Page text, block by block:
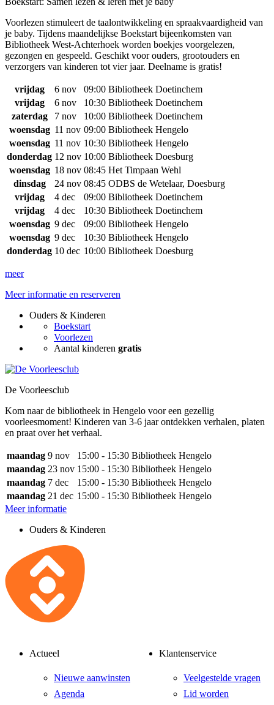
Voorlezen stimuleert de taalontwikkeling en spraakvaardigheid van
je baby. Tijdens maandelijkse Boekstart bijeenkomsten van
Bibliotheek West-Achterhoek worden boekjes voorgelezen,
gezongen en gespeeld. Geschikt voor ouders, grootouders en
verzorgers van kinderen tot vier jaar. Deelname is gratis!
vrijdag 6 nov 09:00 Bibliotheek Doetinchem
vrijdag
6 nov 10:30 Bibliotheek Doetinchem
zaterdag
7 nov 10:00 Bibliotheek Doetinchem
woensdag 11 nov 09:00 Bibliotheek Hengelo
woensdag 11 nov 10:30 Bibliotheek Hengelo
donderdag 12 nov 10:00 Bibliotheek Doesburg
woensdag 18 nov 08:45 Het Timpaan Wehl
dinsdag
24 nov 08:45 ODBS de Wetelaar, Doesburg
vrijdag
4 dec 09:00 Bibliotheek Doetinchem
vrijdag
4 dec 10:30 Bibliotheek Doetinchem
woensdag 9 dec 09:00 Bibliotheek Hengelo
woensdag 9 dec 10:30 Bibliotheek Hengelo
donderdag 10 dec 10:00 Bibliotheek Doesburg
meer
Meer informatie en reserveren
Ouders & Kinderen
Boekstart
Voorlezen
Aantal kinderen gratis
De Voorleesclub
Kom naar de bibliotheek in Hengelo voor een gezellig
voorleesmoment! Kinderen van 3-6 jaar ontdekken verhalen, platen
en praat over het verhaal.
maandag 9 nov 15:00 - 15:30 Bibliotheek Hengelo
maandag 23 nov 15:00 - 15:30 Bibliotheek Hengelo
maandag 7 dec 15:00 - 15:30 Bibliotheek Hengelo
maandag 21 dec 15:00 - 15:30 Bibliotheek Hengelo
Meer informatie
Ouders & Kinderen
Actueel
Nieuwe aanwinsten
Agenda
Klantenservice
Veelgestelde vragen
Lid worden